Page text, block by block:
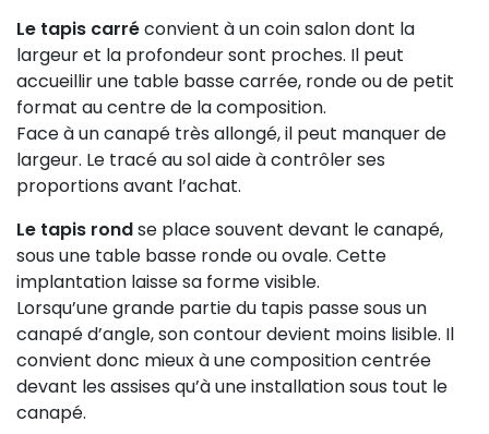
Le tapis carréconvient à un coin salon dont la
largeur et la profondeur sont proches. Il peut
accueillir une table basse carrée, ronde ou de petit
format au centre de la composition.
Face à un canapé très allongé, il peut manquer de
largeur. Le tracé au sol aide à contrôler ses
proportions avant l’achat.
Le tapis rondse place souvent devant le canapé,
sous une table basse ronde ou ovale. Cette
implantation laisse sa forme visible.
Lorsqu’une grande partie du tapis passe sous un
canapé d’angle, son contour devient moins lisible. Il
convient donc mieux à une composition centrée
devant les assises qu’à une installation sous tout le
canapé.